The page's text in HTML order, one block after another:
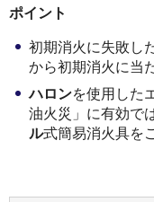
ポイント
初期消火に失敗し
から初期消火に当
ハロンを使用した
油火災」に有効で
ル式簡易消火具を